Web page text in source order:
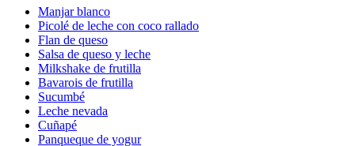
Manjar blanco
Picolé de leche con coco rallado
Flan de queso
Salsa de queso y leche
Milkshake de frutilla
Bavarois de frutilla
Sucumbé
Leche nevada
Cuñapé
Panqueque de yogur